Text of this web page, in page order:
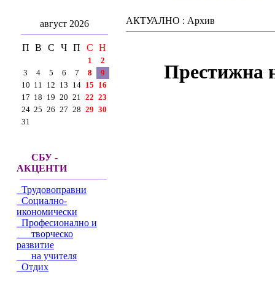
август 2026
П В С Ч П С Н
1
2
3
4 5 6 7 8
9
10 11 12 13 14 15 16
17 18 19 20 21 22 23
24 25 26 27 28 29 30
31
СБУ -
АКЦЕНТИ
Трудовоправни
Социално-
икономически
Професионално и
творческо
развитие
на учителя
Отдих
АКТУАЛНО : Архив
Престижна